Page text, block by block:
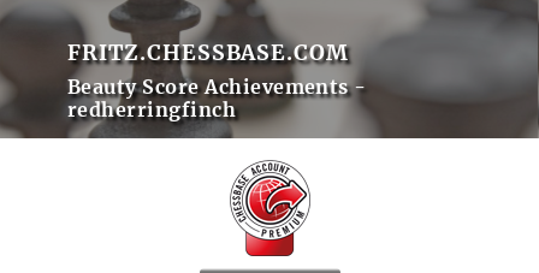
FRITZ.CHESSBASE.COM
Beauty Score Achievements -
redherringfinch